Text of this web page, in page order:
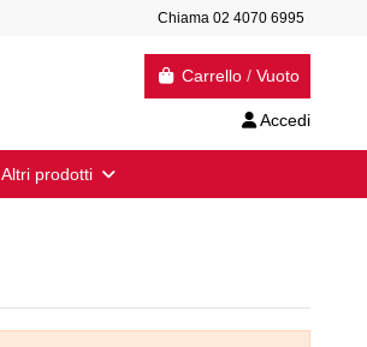
Chiama 02 4070 6995
Carrello / Vuoto
Accedi
Altri prodotti